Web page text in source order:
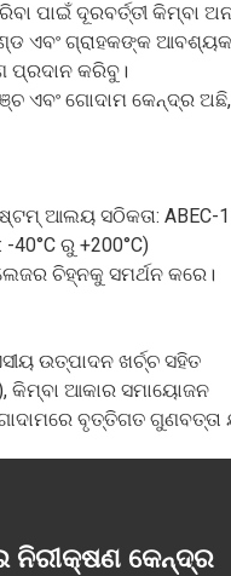
ଦୂରବର୍ତ୍ତୀ କିମ୍ବା
ଏବଂ ଗ୍ରାହକଙ୍କ
ପ୍ରଦାନ କରିବୁ।
ଏବଂ ଗୋଦାମ କେନ୍ଦ୍ର
ଆଲୟ ସଠିକତା: ABEC-1
ରୁ +200°C)
ଚିହ୍ନକୁ ସମର୍ଥନ କରେ।
ଉତ୍ପାଦନ ଖର୍ଚ୍ଚ ସହିତ
କିମ୍ବା ଆକାର ସମାୟୋଜନ
ବୃତ୍ତିଗତ ଗୁଣବତ୍ତା
ନିରୀକ୍ଷଣ କେନ୍ଦ୍ର